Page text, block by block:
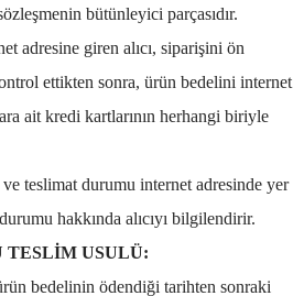
bütünleyici parçasıdır.
adresine giren alıcı, siparişini ön
ettikten sonra, ürün bedelini internet
ait kredi kartlarının herhangi biriyle
ve teslimat durumu internet adresinde yer
hakkında alıcıyı bilgilendirir.
TESLİM USULÜ:
bedelinin ödendiği tarihten sonraki